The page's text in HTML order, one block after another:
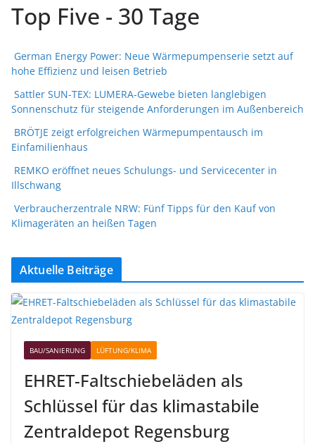
Top Five - 30 Tage
German Energy Power: Neue Wärmepumpenserie setzt auf
hohe Effizienz und leisen Betrieb
Sattler SUN-TEX: LUMERA-Gewebe bieten langlebigen
Sonnenschutz für steigende Anforderungen im Außenbereich
BRÖTJE zeigt erfolgreichen Wärmepumpentausch im
Einfamilienhaus
REMKO eröffnet neues Schulungs- und Servicecenter in
Illschwang
Verbraucherzentrale NRW: Fünf Tipps für den Kauf von
Klimageräten an heißen Tagen
Aktuelle Beiträge
BAU/SANIERUNG LÜFTUNG/KLIMA
EHRET-Faltschiebeläden als
Schlüssel für das klimastabile
Zentraldepot Regensburg